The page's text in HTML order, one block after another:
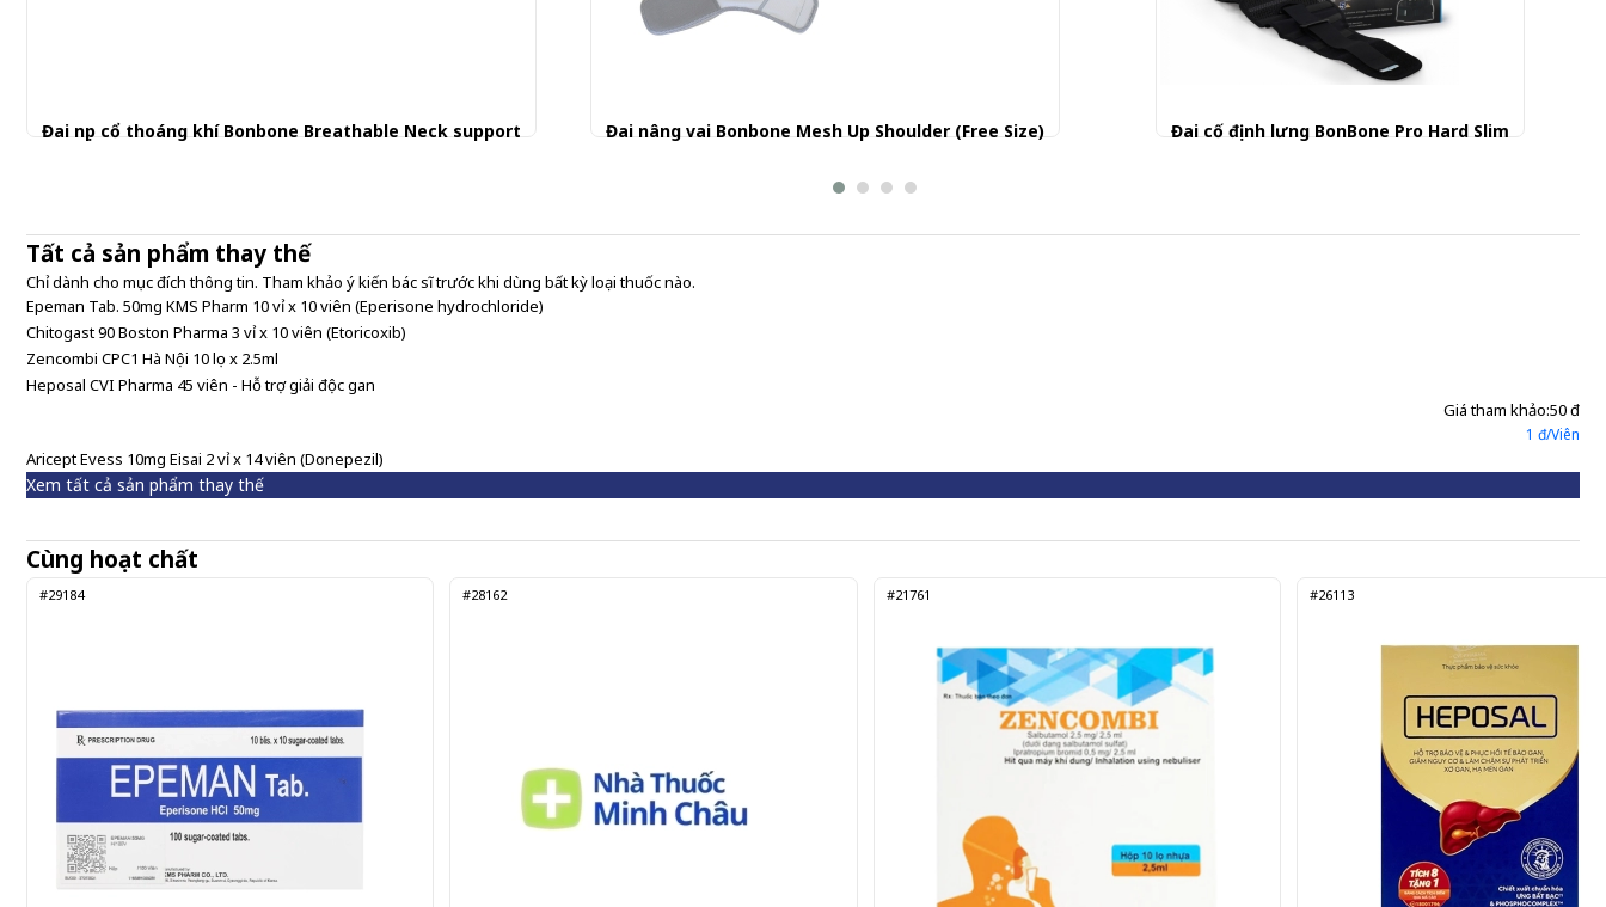
Đai nẹp cổ thoáng khí Bonbone Breathable Neck support Đai nâng vai Bonbone Mesh Up Shoulder (Free Size) Đai cố định lưng BonBone Pro Hard Slim
Tất cả sản phẩm thay thế
Chỉ dành cho mục đích thông tin. Tham khảo ý kiến bác sĩ trước khi dùng bất kỳ loại thuốc nào.
Epeman Tab. 50mg KMS Pharm 10 vỉ x 10 viên (Eperisone hydrochloride)
Chitogast 90 Boston Pharma 3 vỉ x 10 viên (Etoricoxib)
Zencombi CPC1 Hà Nội 10 lọ x 2.5ml
Heposal CVI Pharma 45 viên - Hỗ trợ giải độc gan
Giá tham khảo:50 đ
1 đ/Viên
Aricept Evess 10mg Eisai 2 vỉ x 14 viên (Donepezil)
Xem tất cả sản phẩm thay thế
Cùng hoạt chất
#29184 #28162 #21761 #26113